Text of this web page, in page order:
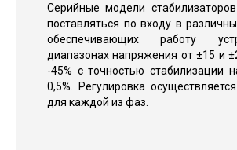
Серийные модели
поставляться по входу в
обеспечивающих работу
диапазонах напряжения от ±15 и
-45% с точностью стабилизации
0,5%. Регулировка
для каждой из фаз.